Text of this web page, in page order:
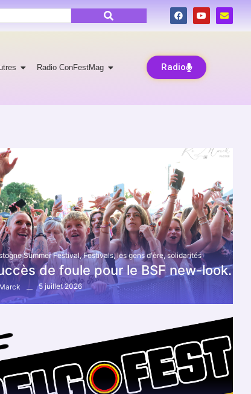
Radio ConFestMag Radio
Summer Festival, Festivals, les gens d'ère, solidarités
de foule pour le BSF new-look.
5 juillet 2026